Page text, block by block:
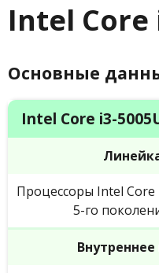
Intel Core
Основные
Intel Core i3-
Процессоры Intel Core
5-го